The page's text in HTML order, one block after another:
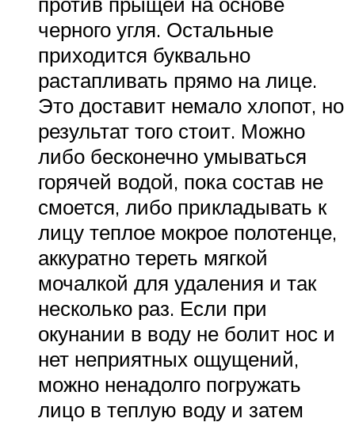
черного угля. Остальные
приходится буквально
растапливать прямо на лице.
Это доставит немало хлопот, но
результат того стоит. Можно
либо бесконечно умываться
горячей водой, пока состав не
смоется, либо прикладывать к
лицу теплое мокрое полотенце,
аккуратно тереть мягкой
мочалкой для удаления и так
несколько раз. Если при
окунании в воду не болит нос и
нет неприятных ощущений,
можно ненадолго погружать
лицо в теплую воду и затем